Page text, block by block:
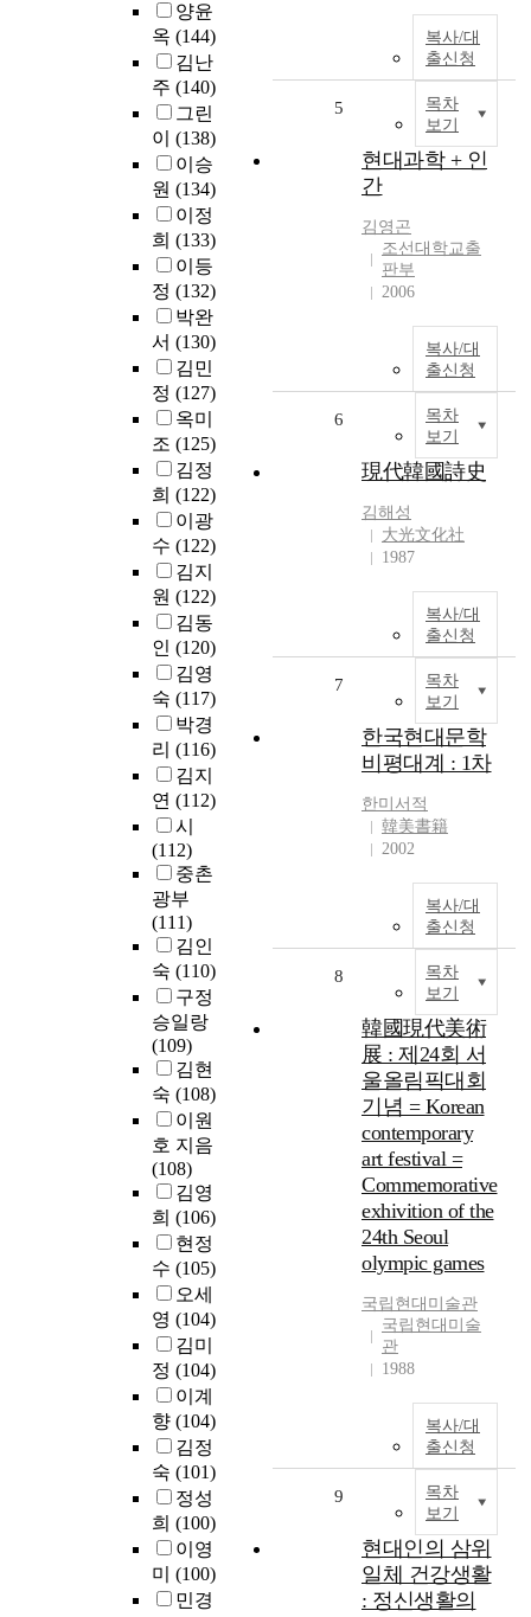
양윤
옥 (144)
김난
주 (140)
그린
이 (138)
이승
원 (134)
이정
희 (133)
이등
정 (132)
박완
서 (130)
김민
정 (127)
옥미
조 (125)
김정
희 (122)
이광
수 (122)
김지
원 (122)
김동
인 (120)
김영
숙 (117)
박경
리 (116)
김지
연 (112)
시
(112)
중촌
광부
(111)
김인
숙 (110)
구정
승일랑
(109)
김현
숙 (108)
이원
호 지음
(108)
김영
희 (106)
현정
수 (105)
오세
영 (104)
김미
정 (104)
이계
향 (104)
김정
숙 (101)
정성
희 (100)
이영
미 (100)
민경
복사/대
출신청
목차
보기
5
현대과학 + 인
간
김영곤
조선대학교출
판부
2006
복사/대
출신청
목차
보기
6
現代韓國詩史
김해성
大光文化社
1987
복사/대
출신청
목차
보기
7
한국현대문학
비평대계 : 1차
한미서적
韓美書籍
2002
복사/대
출신청
목차
보기
8
韓國現代美術
展 : 제24회 서
울올림픽대회
기념 = Korean
contemporary
art festival =
Commemorative
exhivition of the
24th Seoul
olympic games
국립현대미술관
국립현대미술
관
1988
복사/대
출신청
목차
보기
9
현대인의 삼위
일체 건강생활
: 정신생활의